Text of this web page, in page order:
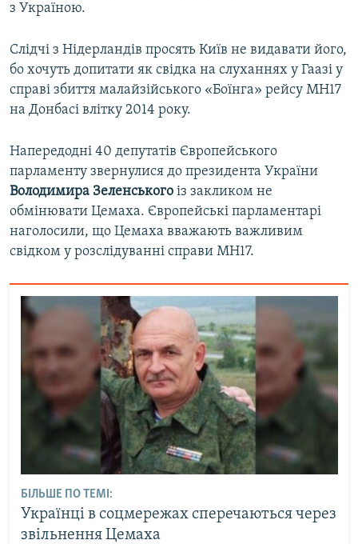
з Україною.
Слідчі з Нідерландів просять Київ не видавати його,
бо хочуть допитати як свідка на слуханнях у Гаазі у
справі збиття малайзійського «Боїнга» рейсу МH17
на Донбасі влітку 2014 року.
Напередодні 40 депутатів Європейського
парламенту звернулися до президента України
Володимира Зеленського із закликом не
обмінювати Цемаха. Європейські парламентарі
наголосили, що Цемаха вважають важливим
свідком у розслідуванні справи MH17.
БІЛЬШЕ ПО ТЕМІ:
Українці в соцмережах сперечаються через
звільнення Цемаха